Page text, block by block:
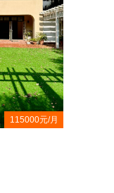
115000元/月